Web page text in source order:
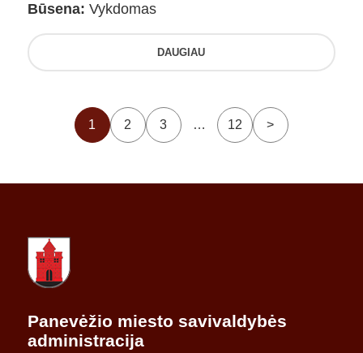
Būsena: Vykdomas
DAUGIAU
1 2 3 … 12 >
Panevėžio miesto savivaldybės
administracija